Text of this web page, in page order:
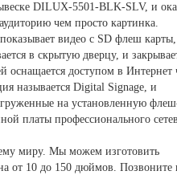
DILUX-5501-BLK-SLV, и
чем просто картинка.
видео с SD флеш
в скрытую дверцу, и
доступом в Интернет
называется Digital Signage, и
на установленную
платы профессионального
миру. Мы можем изготовить
от 10 до 150 дюймов. Позвоните